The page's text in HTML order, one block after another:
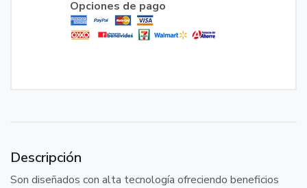
Opciones de pago
Descripción
Son diseñados con alta tecnología ofreciendo beneficios